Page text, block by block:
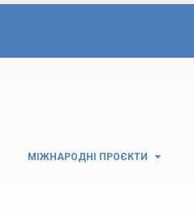
МІЖНАРОДНІ ПРОЄКТИ